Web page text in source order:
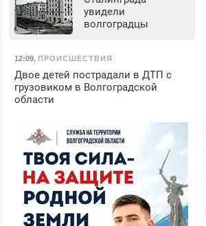
увидели
волгоградцы
12:09, ПРОИСШЕСТВИЯ
Двое детей пострадали в ДТП с
грузовиком в Волгоградской
области